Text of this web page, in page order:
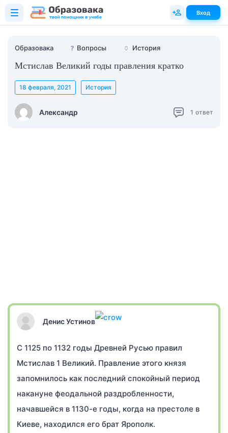
Образовака ❓ Вопросы 🏺 История
Мстислав Великий годы правления кратко
Александр
18 февраля, 2021 История
1 ответ
Денис Устинов
С 1125 по 1132 годы Древней Русью правил
Мстислав 1 Великий. Правление этого князя
запомнилось как последний спокойный период
накануне феодальной раздробленности,
начавшейся в 1130-е годы, когда на престоле в
Киеве, находился его брат Ярополк.
Вход